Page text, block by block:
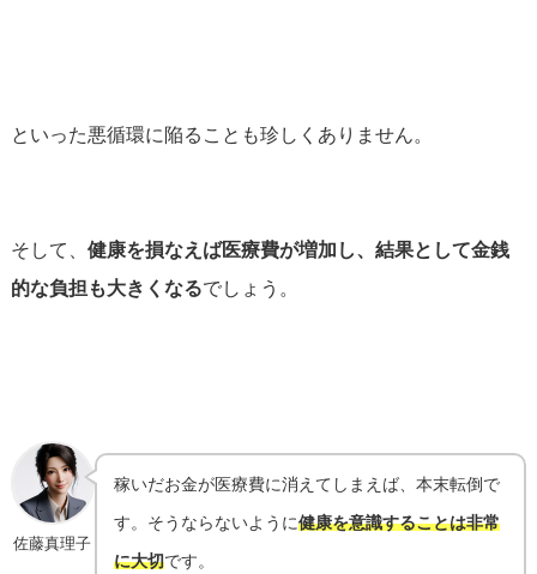
といった悪循環に陥ることも珍しくありません。
そして、 健康を損なえば医療費が増加し、結果として金銭
的な負担も大きくなるでしょう。
佐藤真理子
稼いだお金が医療費に消えてしまえば、本末転倒で
す。そうならないように健康を意識することは非常
に大切です。